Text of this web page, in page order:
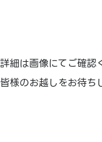
詳細は画像にてご確認
皆様のお越しをお待ち